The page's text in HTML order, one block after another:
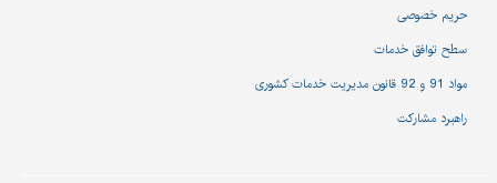
حریم خصوصی
سطح توافق خدمات
مواد 91 و 92 قانون مدیریت خدمات کشوری
راهبرد مشارکت